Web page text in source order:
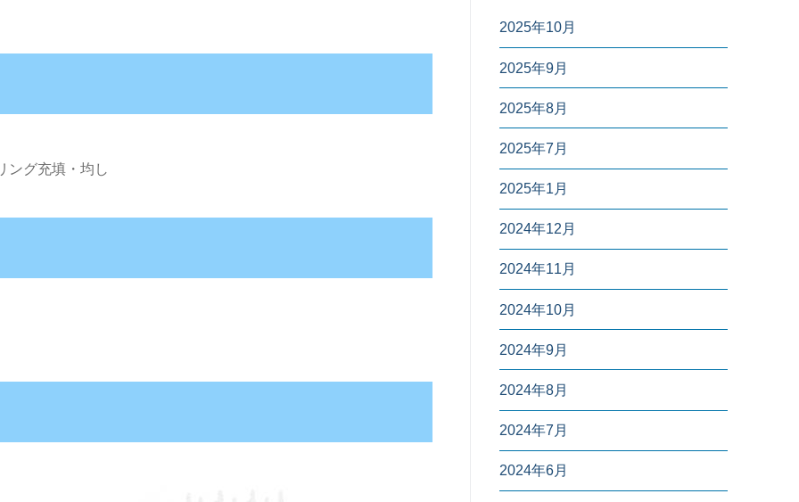
ング充填・均し
2025年10月
2025年9月
2025年8月
2025年7月
2025年1月
2024年12月
2024年11月
2024年10月
2024年9月
2024年8月
2024年7月
2024年6月